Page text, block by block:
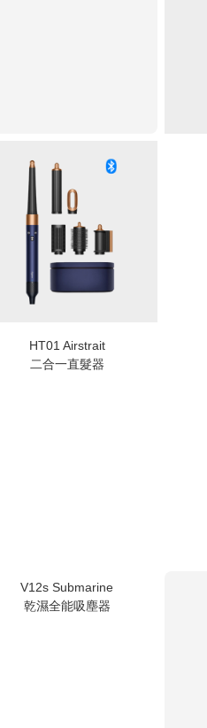
HT01 Airstrait
二合一直髮器
V12s Submarine
乾濕全能吸塵器